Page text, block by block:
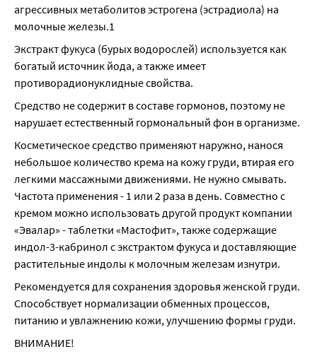
агрессивных метаболитов эстрогена (эстрадиола) на
молочные железы.1
Экстракт фукуса (бурых водорослей) используется как
богатый источник йода, а также имеет
противорадионуклидные свойства.
Средство не содержит в составе гормонов, поэтому не
нарушает естественный гормональный фон в организме.
Косметическое средство применяют наружно, нанося
небольшое количество крема на кожу груди, втирая его
легкими массажными движениями. Не нужно смывать.
Частота применения - 1 или 2 раза в день. Совместно с
кремом можно использовать другой продукт компании
«Эвалар» - таблетки «Мастофит», также содержащие
индол-3-кабринол с экстрактом фукуса и доставляющие
растительные индолы к молочным железам изнутри.
Рекомендуется для сохранения здоровья женской груди.
Способствует нормализации обменных процессов,
питанию и увлажнению кожи, улучшению формы груди.
ВНИМАНИЕ!